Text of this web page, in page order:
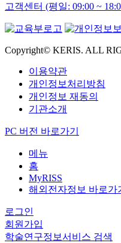
고객센터 (평일: 09:00 ~
Copyright© KERIS. ALL
이용약관
개인정보처리방침
개인정보 재동의
기관소개
PC 버전 바로가기
메뉴
홈
MyRISS
해외전자정보 바로가
로그인
회원가입
학술연구정보서비스 검색